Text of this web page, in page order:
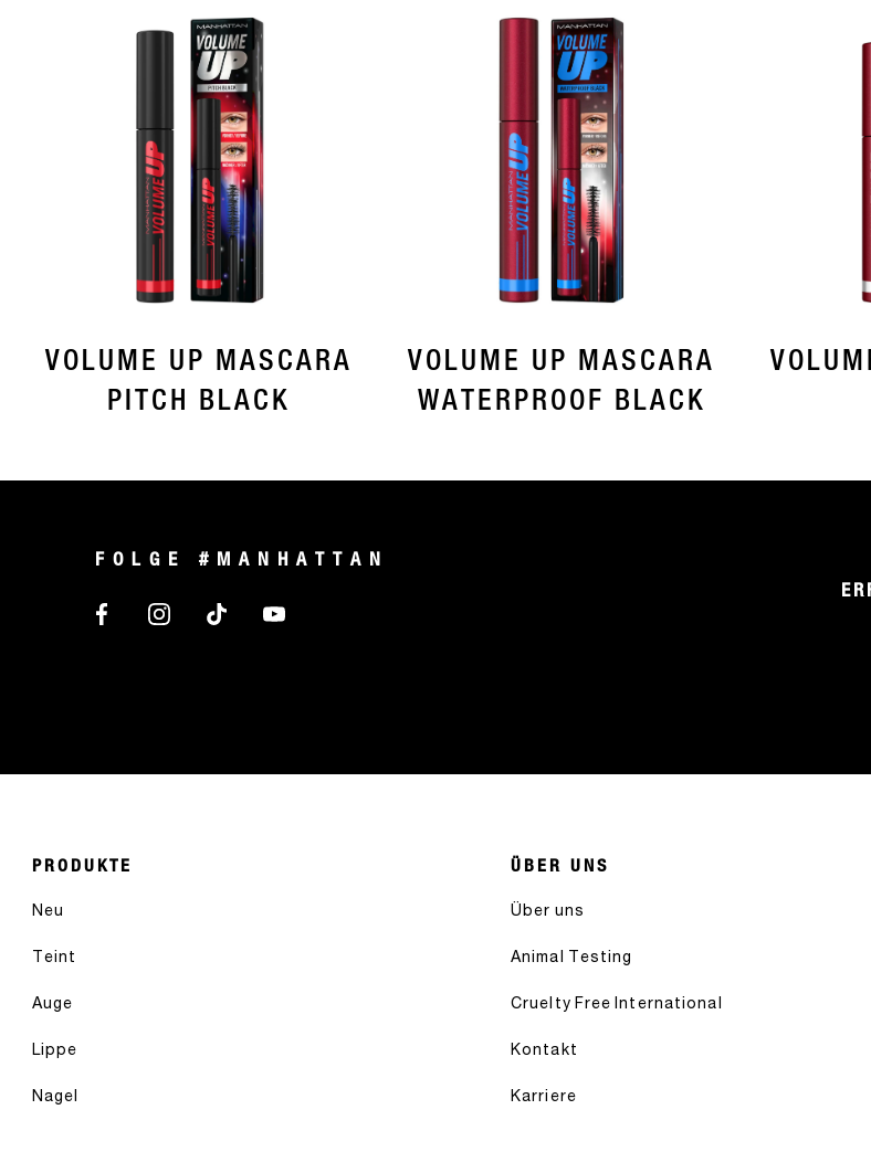
VOLUME UP MASCARA
PITCH BLACK
VOLUME UP MASCARA
WATERPROOF BLACK
FOLGE #MANHATTAN
PRODUKTE
Neu
Teint
Auge
Lippe
Nagel
ÜBER UNS
Über uns
Animal Testing
Cruelty Free International
Kontakt
Karriere